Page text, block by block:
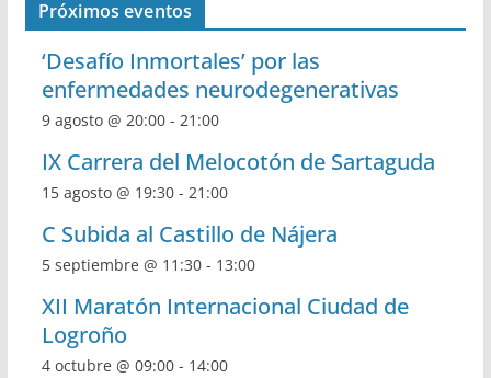
Próximos eventos
‘Desafío Inmortales’ por las
enfermedades neurodegenerativas
9 agosto @ 20:00- 21:00
IX Carrera del Melocotón de Sartaguda
15 agosto @ 19:30- 21:00
C Subida al Castillo de Nájera
5 septiembre @ 11:30- 13:00
XII Maratón Internacional Ciudad de
Logroño
4 octubre @ 09:00- 14:00